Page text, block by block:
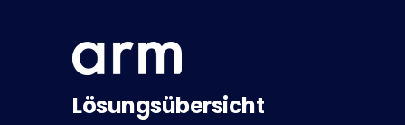
Lösungsübersicht